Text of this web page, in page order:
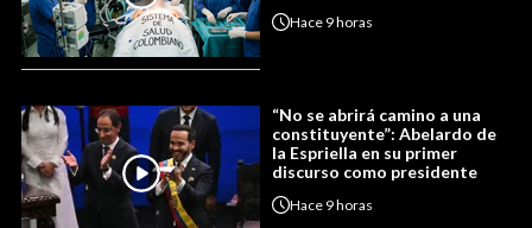
Hace 9 horas
“No se abrirá camino a una
constituyente”: Abelardo de
la Espriella en su primer
discurso como presidente
Hace 9 horas